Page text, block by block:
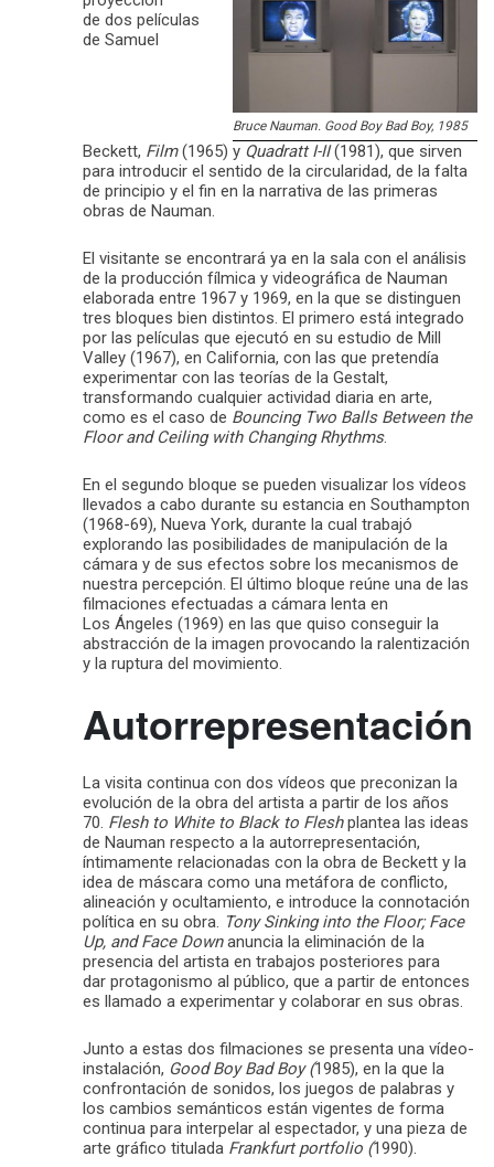
Bruce Nauman. Good Boy Bad Boy, 1985
de dos películas
de Samuel
Beckett, Film(1965) y Quadratt I-II(1981), que sirven
para introducir el sentido de la circularidad, de la falta
de principio y el fin en la narrativa de las primeras
obras de Nauman.
El visitante se encontrará ya en la sala con el análisis
de la producción fílmica y videográfica de Nauman
elaborada entre 1967 y 1969, en la que se distinguen
tres bloques bien distintos. El primero está integrado
por las películas que ejecutó en su estudio de Mill
Valley (1967), en California, con las que pretendía
experimentar con las teorías de la Gestalt,
transformando cualquier actividad diaria en arte,
como es el caso de Bouncing Two Balls Between the
Floor and Ceiling with Changing Rhythms.
En el segundo bloque se pueden visualizar los vídeos
llevados a cabo durante su estancia en Southampton
(1968-69), Nueva York, durante la cual trabajó
explorando las posibilidades de manipulación de la
cámara y de sus efectos sobre los mecanismos de
nuestra percepción. El último bloque reúne una de las
filmaciones efectuadas a cámara lenta en
Los Ángeles (1969) en las que quiso conseguir la
abstracción de la imagen provocando la ralentización
y la ruptura del movimiento.
Autorrepresentación
La visita continua con dos vídeos que preconizan la
evolución de la obra del artista a partir de los años
70. Flesh to White to Black to Fleshplantea las ideas
de Nauman respecto a la autorrepresentación,
íntimamente relacionadas con la obra de Beckett y la
idea de máscara como una metáfora de conflicto,
alineación y ocultamiento, e introduce la connotación
política en su obra. Tony Sinking into the Floor; Face
Up, and Face Downanuncia la eliminación de la
presencia del artista en trabajos posteriores para
dar protagonismo al público, que a partir de entonces
es llamado a experimentar y colaborar en sus obras.
Junto a estas dos filmaciones se presenta una vídeo-
instalación, Good Boy Bad Boy (1985), en la que la
confrontación de sonidos, los juegos de palabras y
los cambios semánticos están vigentes de forma
continua para interpelar al espectador, y una pieza de
arte gráfico titulada Frankfurt portfolio (1990).